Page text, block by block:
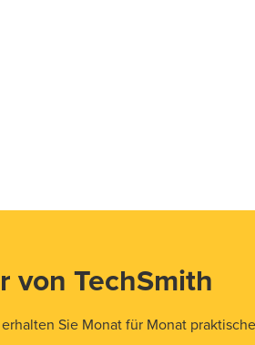
von TechSmith
Sie Monat für Monat